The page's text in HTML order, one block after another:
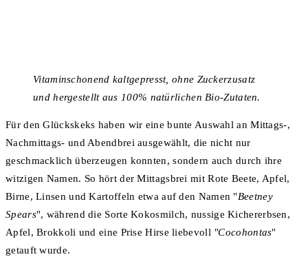
Vitaminschonend kaltgepresst, ohne Zuckerzusatz
und hergestellt aus 100% natürlichen Bio-Zutaten.
Für den Glückskeks haben wir eine bunte Auswahl an Mittags-,
Nachmittags- und Abendbrei ausgewählt, die nicht nur
geschmacklich überzeugen konnten, sondern auch durch ihre
witzigen Namen. So hört der Mittagsbrei mit Rote Beete, Apfel,
Birne, Linsen und Kartoffeln etwa auf den Namen "Beetney
Spears", während die Sorte Kokosmilch, nussige Kichererbsen,
Apfel, Brokkoli und eine Prise Hirse liebevoll "Cocohontas"
getauft wurde.